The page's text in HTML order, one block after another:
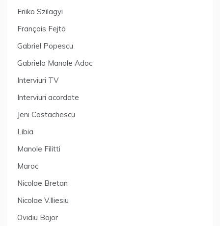
Eniko Szilagyi
François Fejtö
Gabriel Popescu
Gabriela Manole Adoc
Interviuri TV
Interviuri acordate
Jeni Costachescu
Libia
Manole Filitti
Maroc
Nicolae Bretan
Nicolae V.Iliesiu
Ovidiu Bojor